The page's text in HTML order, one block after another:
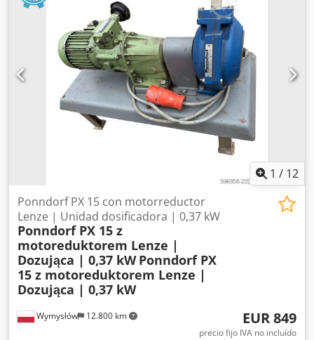
120 rpm Velocidad máxima de posicionamiento: 100 m/min
Peso máximo de un tubo: 250 kg Diámetro del tubo: 15-230
mm Dimensiones totales de la máquina: 12728 × 3400 ×
2450 mm
1 / 12
Wymysłów 12.800 km
Ponndorf PX 15 con motorreductor
Lenze | Unidad dosificadora | 0,37 kW
Ponndorf PX 15 z
motoreduktorem Lenze |
Dozująca | 0,37 kW Ponndorf PX
15 z motoreduktorem Lenze |
Dozująca | 0,37 kW
EUR 849
precio fijo IVA no incluído